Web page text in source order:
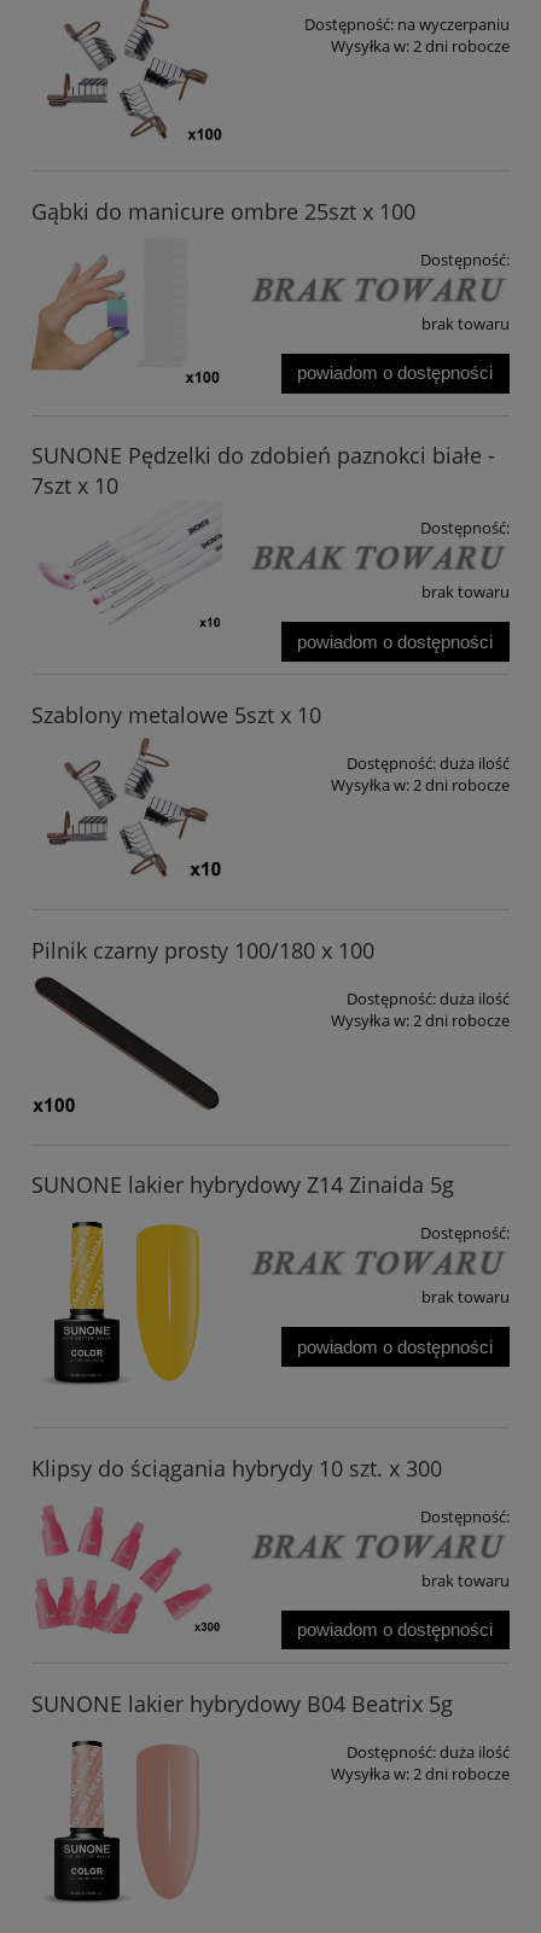
Dostępność: na wyczerpaniu
Wysyłka w:2 dni robocze
Gąbki do manicure ombre 25szt x 100
Dostępność:
brak towaru
powiadom o dostępności
SUNONE Pędzelki do zdobień paznokci białe -
7szt x 10
Dostępność:
brak towaru
powiadom o dostępności
Szablony metalowe 5szt x 10
Dostępność:duża ilość
Wysyłka w:2 dni robocze
Pilnik czarny prosty 100/180 x 100
Dostępność:duża ilość
Wysyłka w: 2 dni robocze
SUNONE lakier hybrydowy Z14 Zinaida 5g
Dostępność:
brak towaru
powiadom o dostępności
Klipsy do ściągania hybrydy 10 szt. x 300
Dostępność:
brak towaru
powiadom o dostępności
SUNONE lakier hybrydowy B04 Beatrix 5g
Dostępność:duża ilość
Wysyłka w:2 dni robocze